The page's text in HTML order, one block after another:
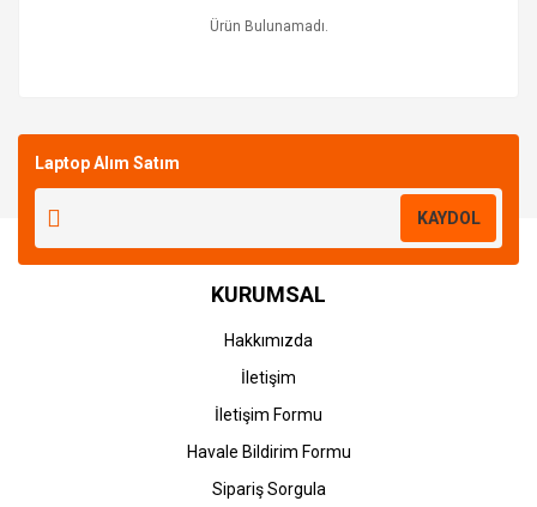
Ürün Bulunamadı.
Laptop Alım Satım
KAYDOL
KURUMSAL
Hakkımızda
İletişim
İletişim Formu
Havale Bildirim Formu
Sipariş Sorgula